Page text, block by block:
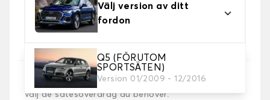
Välj version av ditt
fordon
Q5 (FÖRUTOM
SPORTSÄTEN)
Version 01/2009 - 12/2016
2. Val av spel
Välj de sätesöverdrag du behöver.